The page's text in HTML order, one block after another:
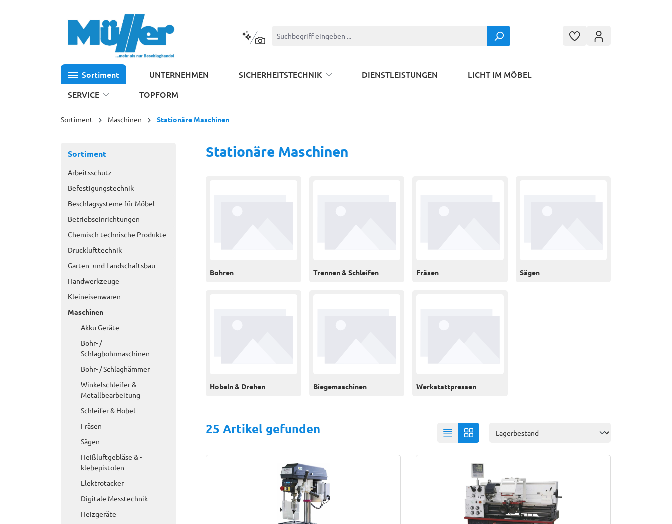
Kontextbasierte Suche
Sortiment UNTERNEHMEN SICHERHEITSTECHNIK DIENSTLEISTUNGEN
LICHT IM MÖBEL
SERVICE
TOPFORM
Sortiment Maschinen Stationäre Maschinen
Sortiment
Arbeitsschutz
Befestigungstechnik
Beschlagsysteme für Möbel
Betriebseinrichtungen
Chemisch technische Produkte
Drucklufttechnik
Garten- und Landschaftsbau
Handwerkzeuge
Kleineisenwaren
Maschinen
Akku Geräte
Bohr- /
Schlagbohrmaschinen
Bohr- / Schlaghämmer
Winkelschleifer &
Metallbearbeitung
Schleifer & Hobel
Fräsen
Sägen
Heißluftgebläse & -
klebepistolen
Elektrotacker
Digitale Messtechnik
Heizgeräte
Stationäre Maschinen
Bohren Trennen & Schleifen Fräsen Sägen
Hobeln & Drehen Biegemaschinen Werkstattpressen
25 Artikel gefunden